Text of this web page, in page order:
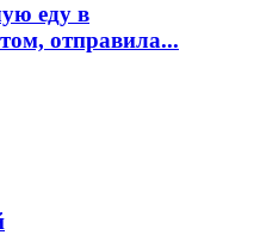
еду в
отправила...